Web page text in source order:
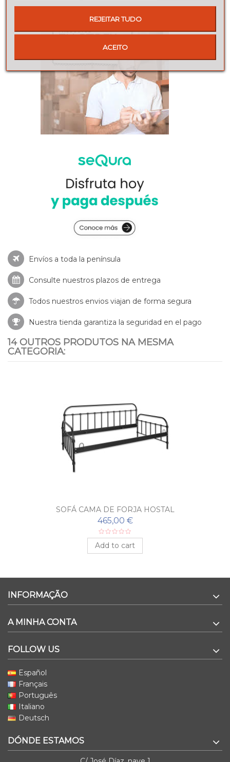
Envíos a toda la península
Consulte nuestros plazos de entrega
Todos nuestros envios viajan de forma segura
Nuestra tienda garantiza la seguridad en el pago
14 OUTROS PRODUTOS NA MESMA
CATEGORIA:
SOFÁ CAMA DE FORJA HOSTAL
465,00 €
Add to cart
INFORMAÇÃO
A MINHA CONTA
FOLLOW US
Español
Français
Português
Italiano
Deutsch
DÓNDE ESTAMOS
REJEITAR TUDO
ACEITO